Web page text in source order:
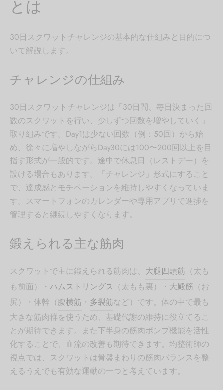
とは
30日スクワットチャレンジの基本的な仕組みと目的につ
いて解説します。
チャレンジの仕組み
30日スクワットチャレンジは「30日間、毎日決まった回
数のスクワットを行い、少しずつ回数を増やしていく」
取り組みです。Day1は少ない回数（例：50回）から始
め、徐々に増やしながらDay30には100〜200回以上を目
指す形式が一般的です。途中で休息日（レストデー）を
設ける場合もあります。「チャレンジ」形式にすること
で、達成感とモチベーションを維持しやすくなっていま
す。スマートフォンのカレンダーや専用アプリで進捗を
管理すると継続しやすくなります。
鍛えられる主な筋肉
スクワットで主に鍛えられる筋肉は、 大腿四頭筋 （太も
も前面）・ ハムストリングス （太もも裏）・ 大殿筋 （お
尻）・体幹（腹横筋 ・ 多裂筋など）です。体の中で最も
大きな筋肉群を使うため、基礎代謝の維持に役立てるこ
とが期待できます。また下半身の筋肉ポンプ機能を活性
化することで、血流の改善も期待できます。均整術師の
視点では、スクワットは骨盤まわりの筋肉バランスを整
えるうえでも有効な運動の一つと考えています。